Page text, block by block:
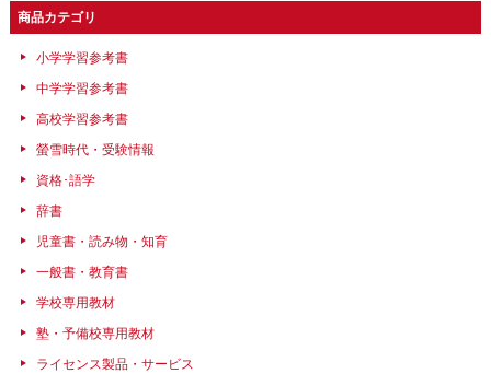
商品カテゴリ
小学学習参考書
中学学習参考書
高校学習参考書
螢雪時代・受験情報
資格･語学
辞書
児童書・読み物・知育
一般書・教育書
学校専用教材
塾・予備校専用教材
ライセンス製品・サービス